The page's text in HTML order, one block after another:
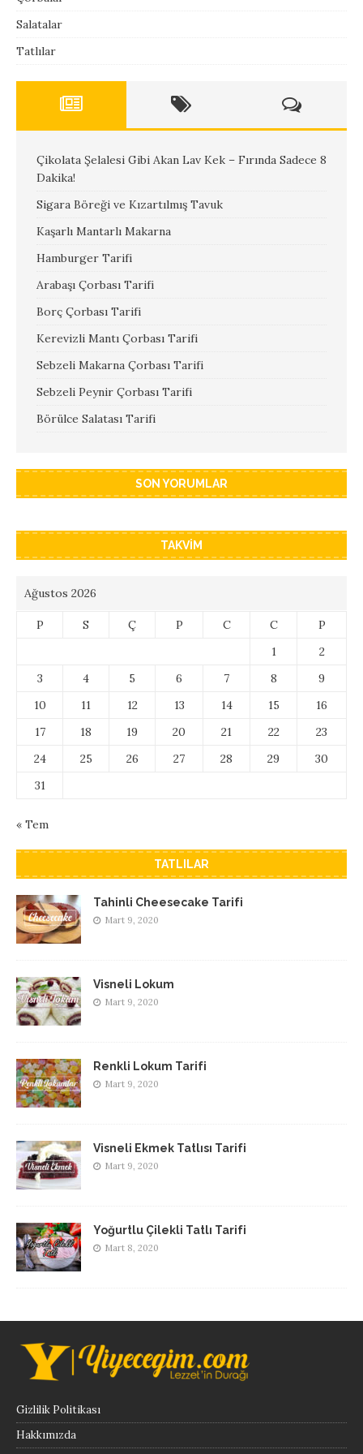
Salatalar
Tatlılar
Çikolata Şelalesi Gibi Akan Lav Kek – Fırında Sadece 8
Dakika!
Sigara Böreği ve Kızartılmış Tavuk
Kaşarlı Mantarlı Makarna
Hamburger Tarifi
Arabaşı Çorbası Tarifi
Borç Çorbası Tarifi
Kerevizli Mantı Çorbası Tarifi
Sebzeli Makarna Çorbası Tarifi
Sebzeli Peynir Çorbası Tarifi
Börülce Salatası Tarifi
SON YORUMLAR
TAKVIM
Ağustos 2026
P S Ç P C C
P
1
2
3
4 5 6 7 8
9
10
11 12 13 14 15
16
17
18 19 20 21 22
23
24
25 26 27 28 29
30
31
« Tem
TATLILAR
Tahinli Cheesecake Tarifi
Mart 9, 2020
Visneli Lokum
Mart 9, 2020
Renkli Lokum Tarifi
Mart 9, 2020
Visneli Ekmek Tatlısı Tarifi
Mart 9, 2020
Yoğurtlu Çilekli Tatlı Tarifi
Mart 8, 2020
Gizlilik Politikası
Hakkımızda